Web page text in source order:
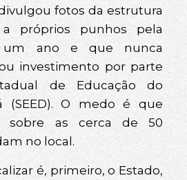
fotos da estrutura
próprios punhos pela
um ano e que nunca
investimento por parte
de Educação do
(SEED). O medo é que
sobre as cerca de 50
no local.
é, primeiro, o Estado,